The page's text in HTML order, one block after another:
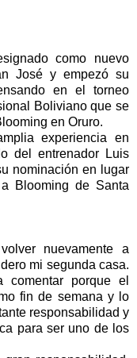
como nuevo
José y empezó su
en el torneo
Boliviano que se
en Oruro.
experiencia en
del entrenador Luis
nominación en lugar
Blooming de Santa
nuevamente a
mi segunda casa.
comentar porque el
fin de semana y lo
responsabilidad y
para ser uno de los